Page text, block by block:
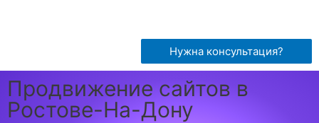
Нужна консультация?
Продвижение сайтов в
Ростове-На-Дону